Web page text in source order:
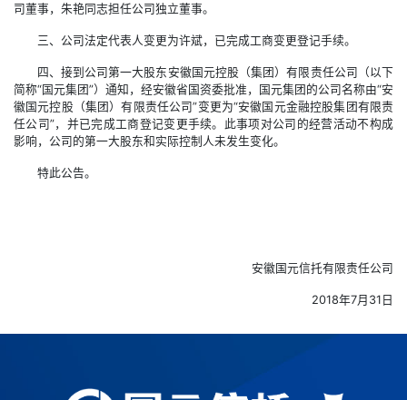
司董事，朱艳同志担任公司独立董事。
三、公司法定代表人变更为许斌，已完成工商变更登记手续。
四、接到公司第一大股东安徽国元控股（集团）有限责任公司（以下
简称“国元集团”）通知，经安徽省国资委批准，国元集团的公司名称由“安
徽国元控股（集团）有限责任公司”变更为“安徽国元金融控股集团有限责
任公司”，并已完成工商登记变更手续。此事项对公司的经营活动不构成
影响，公司的第一大股东和实际控制人未发生变化。
特此公告。
安徽国元信托有限责任公司
2018年7月31日